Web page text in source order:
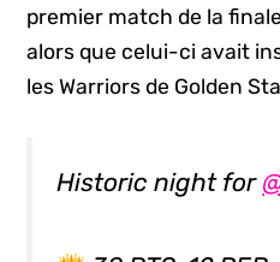
premier match de la
alors que celui-ci avait
les Warriors de Golden
Historic night for